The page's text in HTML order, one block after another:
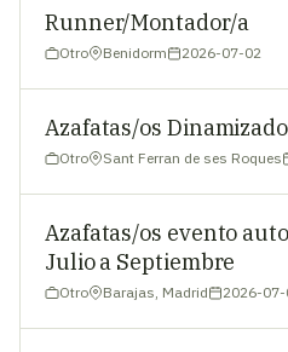
Runner/Montador/a
Otro Benidorm 2026-07-02
Azafatas/os
Otro Sant Ferran de ses Roques
Azafatas/os evento
Julio a Septiembre
Otro Barajas, Madrid 2026-